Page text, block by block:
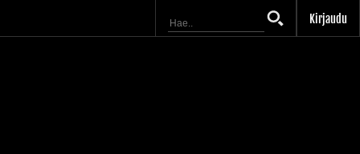
Kirjaudu